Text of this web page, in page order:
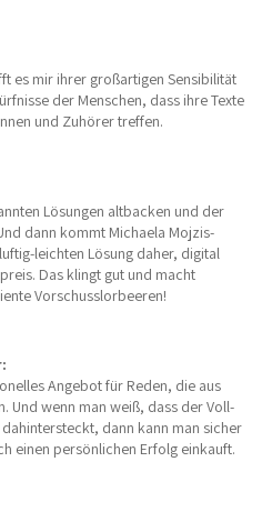
es mir ihrer großartigen Sensibilität
der Menschen, dass ihre Texte
und Zuhörer treffen.
Lösungen altbacken und der
dann kommt Michaela Mojzis-
leichten Lösung daher, digital
Das klingt gut und macht
Vorschusslorbeeren!
Angebot für Reden, die aus
Und wenn man weiß, dass der Voll-
dann kann man sicher
einen persönlichen Erfolg einkauft.